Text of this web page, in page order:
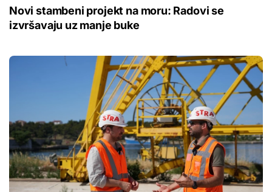
Novi stambeni projekt na moru: Radovi se
izvršavaju uz manje buke